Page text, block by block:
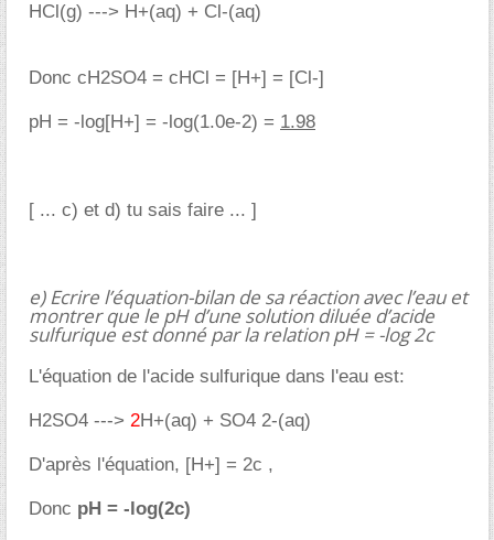
HCl(g) ---> H+(aq) + Cl-(aq)
Donc cH2SO4 = cHCl = [H+] = [Cl-]
pH = -log[H+] = -log(1.0e-2) = 1.98
[ ... c) et d) tu sais faire ... ]
e) Ecrire l’équation-bilan de sa réaction avec l’eau et
montrer que le pH d’une solution diluée d’acide
sulfurique est donné par la relation pH = -log 2c
L'équation de l'acide sulfurique dans l'eau est:
H2SO4 ---> 2H+(aq) + SO4 2-(aq)
D'après l'équation, [H+] = 2c ,
Donc pH = -log(2c)